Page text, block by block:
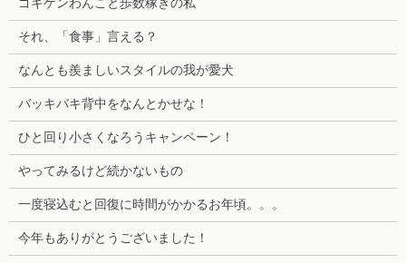
ゴキゲンわんこと歩数稼ぎの私
それ、「食事」言える？
なんとも羨ましいスタイルの我が愛犬
バッキバキ背中をなんとかせな！
ひと回り小さくなろうキャンペーン！
やってみるけど続かないもの
一度寝込むと回復に時間がかかるお年頃。。。
今年もありがとうございました！